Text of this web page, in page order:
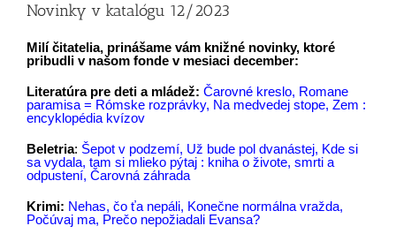
Novinky v katalógu 12/2023
Milí čitatelia, prinášame vám knižné novinky, ktoré
pribudli v našom fonde v mesiaci december:
Literatúra pre deti a mládež: Čarovné kreslo, Romane
paramisa = Rómske rozprávky, Na medvedej stope, Zem :
encyklopédia kvízov
Beletria: Šepot v podzemí, Už bude pol dvanástej, Kde si
sa vydala, tam si mlieko pýtaj : kniha o živote, smrti a
odpustení, Čarovná záhrada
Krimi: Nehas, čo ťa nepáli, Konečne normálna vražda,
Počúvaj ma, Prečo nepožiadali Evansa?